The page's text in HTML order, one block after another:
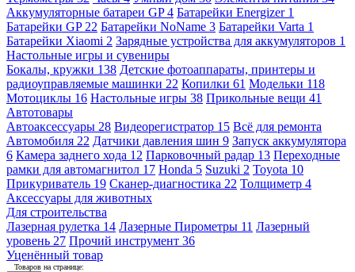
Аккумуляторные батареи GP4 Батарейки Energizer 1
Батарейки GP 22 Батарейки NoName 3 Батарейки Varta 1
Батарейки Xiaomi 2 Зарядные устройства для аккумуляторов 1
Настольные игры и сувениры
Бокалы, кружки 138 Детские фотоаппараты, принтеры и
радиоуправляемые машинки 22 Копилки 61 Модельки 118
Мотоциклы 16 Настольные игры 38 Прикольные вещи 41
Автотовары
Автоаксессуары 28 Видеорегистратор 15 Всё для ремонта
Автомобиля 22 Датчики давления шин 9 Запуск аккумулятора
6 Камера заднего хода 12 Парковочный радар 13 Переходные
рамки для автомагнитол 17 Honda 5 Suzuki 2 Toyota 10
Прикуриватель 19 Сканер-диагностика 22 Толщиметр 4
Аксессуары для животных
Для строительства
Лазерная рулетка 14 Лазерные Пирометры 11 Лазерный
уровень 27 Прочий инструмент 36
Уценённый товар
Товаров на странице: